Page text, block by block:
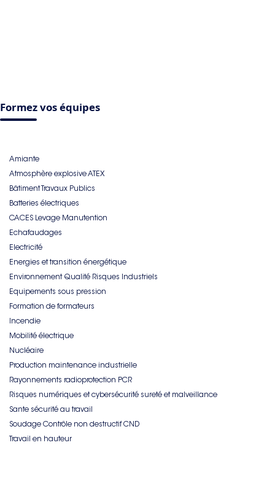
Formez vos équipes
Amiante
Atmosphère explosive ATEX
Bâtiment Travaux Publics
Batteries électriques
CACES Levage Manutention
Echafaudages
Electricité
Energies et transition énergétique
Environnement Qualité Risques Industriels
Equipements sous pression
Formation de formateurs
Incendie
Mobilité électrique
Nucléaire
Production maintenance industrielle
Rayonnements radioprotection PCR
Risques numériques et cybersécurité sureté et malveillance
Sante sécurité au travail
Soudage Contrôle non destructif CND
Travail en hauteur